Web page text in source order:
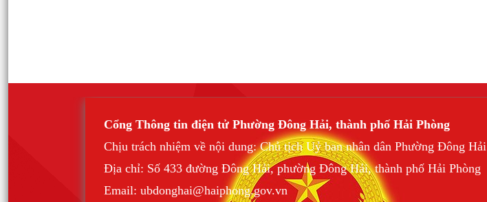
Cổng Thông tin điện tử Phường Đông Hải, thành phố Hải Phòng
Chịu trách nhiệm về nội dung: Chủ tịch Uỷ ban nhân dân Phường Đông Hải
Địa chỉ: Số 433 đường Đông Hải, phường Đông Hải, thành phố Hải Phòng
Email: ubdonghai@haiphong.gov.vn